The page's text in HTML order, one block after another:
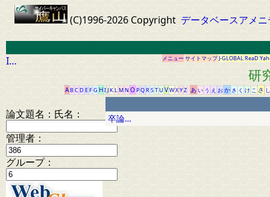
(C)1996-2026 Copyright データベースアメ
I… メニューサイトマップJ-GLOBALReaD
研
ABCDEFGHIJKLMNOPQRSTUVWXYZ あいう え おかき く けこ さ し
論文題名： 氏名：
管理者：
グループ：
卒論…